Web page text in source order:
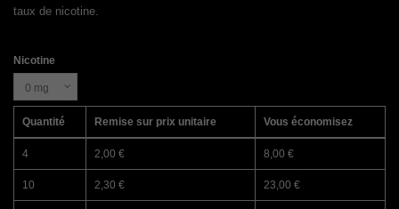
taux de nicotine.
Nicotine
Quantité Remise sur prix unitaire Vous économisez
4 2,00 € 8,00 €
10 2,30 € 23,00 €